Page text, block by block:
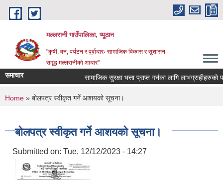
Skip to main content
मल्लरानी गाउँपालिका, प्यूठान
"कृषी, वन, पर्यटन र पूर्वाधारः सामाजिक विकास र सुशासन
समृद्ध मल्लरानीको आधार"
समाचार सामाजिक सुरक्षा भत्ता प्राप्त गर्नका लागि लाभग्राहीहरुको
You are here
Home » बोलपत्र स्वीकृत गर्ने आशयको सूचना।
बोलपत्र स्वीकृत गर्ने आशयको सूचना।
Submitted on: Tue, 12/12/2023 - 14:27